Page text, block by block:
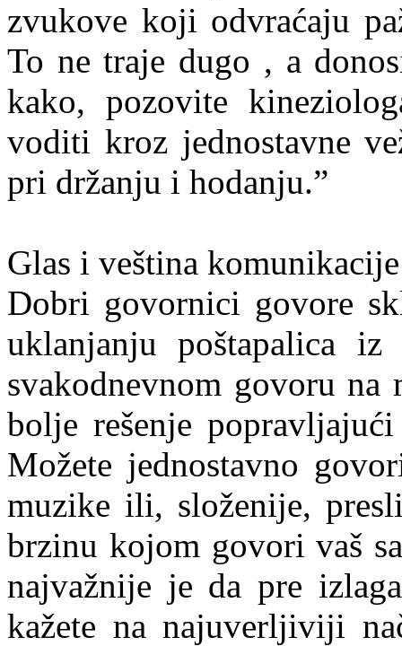
zvukove koji odvraćaju
To ne traje dugo , a
kako, pozovite
voditi kroz jednostavne
pri držanju i hodanju.”
Glas i veština komunikacije
Dobri govornici govore
uklanjanju poštapalica
svakodnevnom govoru na
bolje rešenje
Možete jednostavno
muzike ili, složenije,
brzinu kojom govori vaš
najvažnije je da pre
kažete na najuverljiviji